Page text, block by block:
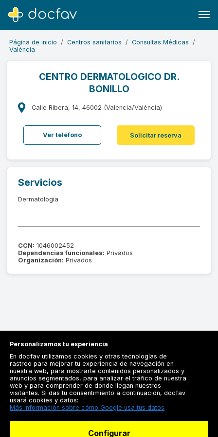
Buscar
Software para clínicas
Soporte
¿Eres un doctor?
Página de inicio Centros sanitarios
Consultas Médicas
València
CENTRO DERMATOLOGICO DR.
BONILLO
Calle Ribera, 14, 46002 (Valencia/València)
Ver teléfono Solicitar reserva
Servicios
Dermatología
CCN: 1046002452
Dependencias funcionales: Privados
Organización: Privados
Registrarse
Docfav
Personalizamos tu experiencia
En docfav utilizamos cookies y otras tecnologías de
rastreo para mejorar tu experiencia de navegación en
nuestra web, para mostrarte contenidos personalizados y
anuncios segmentados, para analizar el tráfico de nuestra
web y para comprender de donde llegan nuestros
visitantes. Si das tu consentimiento a continuación, docfav
usará cookies y datos:
Más información sobre cómo Google usa tus datos
Configurar